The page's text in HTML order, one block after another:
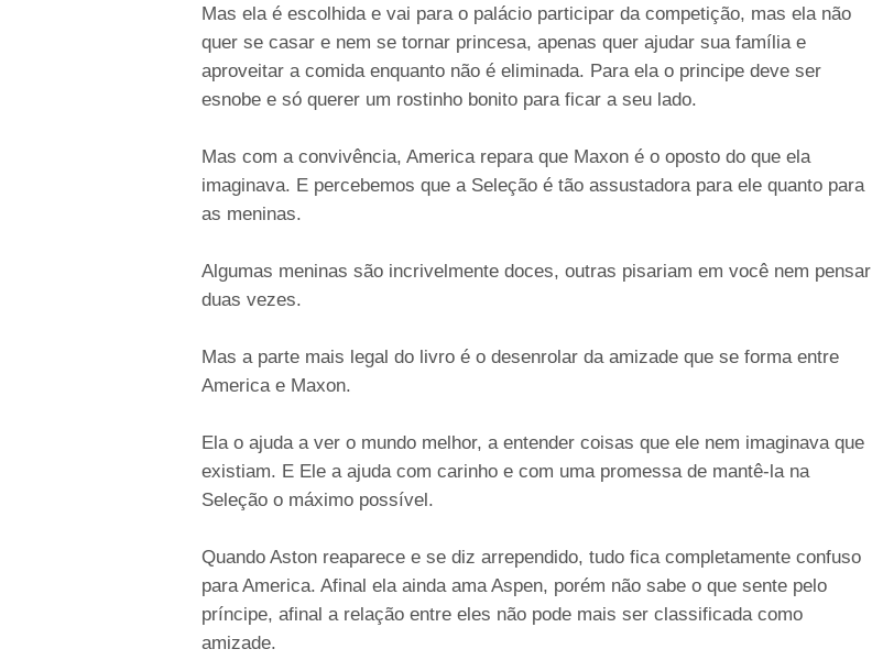
Mas ela é escolhida e vai para o palácio participar da competição, mas ela não
quer se casar e nem se tornar princesa, apenas quer ajudar sua família e
aproveitar a comida enquanto não é eliminada. Para ela o principe deve ser
esnobe e só querer um rostinho bonito para ficar a seu lado.
Mas com a convivência, America repara que Maxon é o oposto do que ela
imaginava. E percebemos que a Seleção é tão assustadora para ele quanto para
as meninas.
Algumas meninas são incrivelmente doces, outras pisariam em você nem pensar
duas vezes.
Mas a parte mais legal do livro é o desenrolar da amizade que se forma entre
America e Maxon.
Ela o ajuda a ver o mundo melhor, a entender coisas que ele nem imaginava que
existiam. E Ele a ajuda com carinho e com uma promessa de mantê-la na
Seleção o máximo possível.
Quando Aston reaparece e se diz arrependido, tudo fica completamente confuso
para America. Afinal ela ainda ama Aspen, porém não sabe o que sente pelo
príncipe, afinal a relação entre eles não pode mais ser classificada como
amizade.